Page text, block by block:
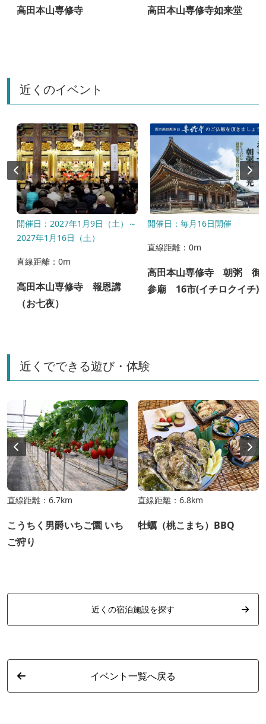
高田本山専修寺 高田本山専修寺如来堂
近くのイベント
開催日：2027年1月9日（土）～
2027年1月16日（土）
直線距離：0m
高田本山専修寺 報恩講
（お七夜）
開催日：毎月16日開催
直線距離：0m
高田本山専修寺 朝粥 御
参廟 16市(イチロクイ
近くでできる遊び・体験
直線距離：6.7km
こうちく男爵いちご園 いち
ご狩り
直線距離：6.8km
牡蠣（桃こまち）BBQ
近くの宿泊施設を探す
イベント一覧へ戻る